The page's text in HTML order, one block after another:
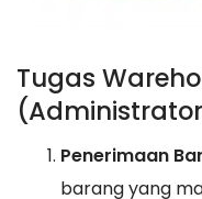
Tugas
Penerimaan
barang yang